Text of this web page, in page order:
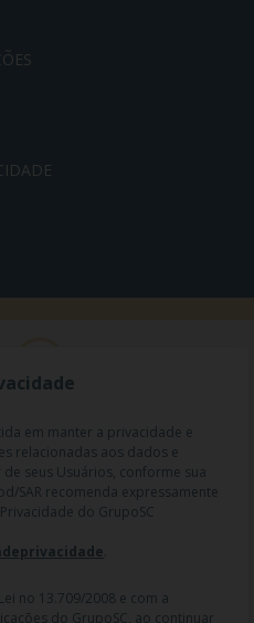
PROD. HOSP. E ONCOL. LTDA |
| Endereço R: Olimpíadas, nº
- SP | Cep: 04551-000 |
em manter a privacidade e
relacionadas aos dados e
seus Usuários, conforme sua
SAR recomenda expressamente
do GrupoSC
no 13.709/2008 e com a
do GrupoSC, ao continuar